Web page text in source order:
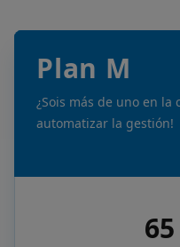
Plan M
¿Sois más de uno en la
automatizar la gestión!